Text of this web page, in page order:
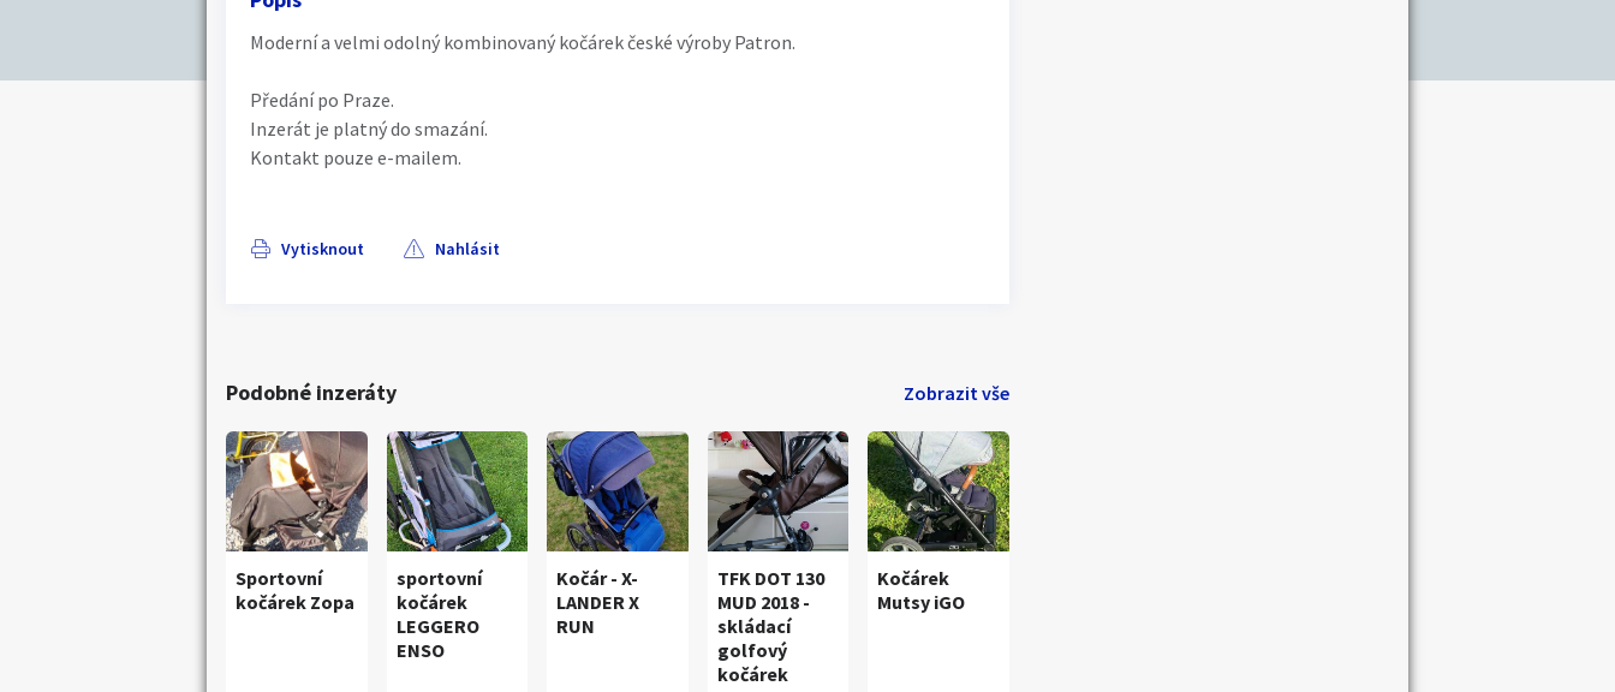
Moderní a velmi odolný kombinovaný kočárek české výroby Patron.
Předání po Praze.
Inzerát je platný do smazání.
Kontakt pouze e-mailem.
Vytisknout Nahlásit
Podobné inzeráty Zobrazit vše
Sportovní
kočárek Zopa
sportovní
kočárek
LEGGERO
ENSO
Kočár - X-
LANDER X
RUN
TFK DOT 130
MUD 2018 -
skládací
golfový
kočárek
Kočárek
Mutsy iGO